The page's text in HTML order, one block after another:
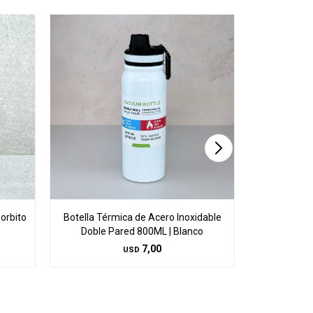
Botella Térmica de Acero Inoxidable
Doble Pared 800ML | Blanco
USD 7,00